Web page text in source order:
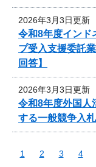
2026年3月3日更新
令和8年度インド
プ受入支援委託
回答】
2026年3月3日更新
令和8年度外国人
する一般競争入
1 2 3 4